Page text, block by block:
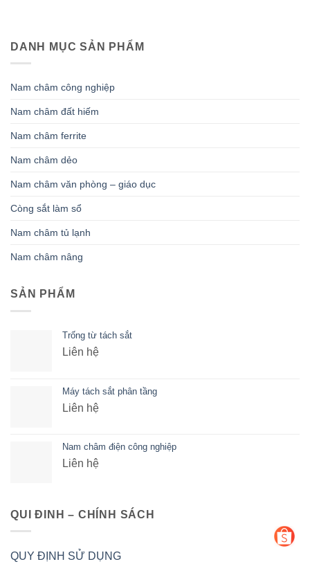
DANH MỤC SẢN PHẨM
Nam châm công nghiệp
Nam châm đất hiếm
Nam châm ferrite
Nam châm dẻo
Nam châm văn phòng – giáo dục
Còng sắt làm sổ
Nam châm tủ lạnh
Nam châm nâng
SẢN PHẨM
Trống từ tách sắt
Liên hệ
Máy tách sắt phân tầng
Liên hệ
Nam châm điện công nghiệp
Liên hệ
QUI ĐINH – CHÍNH SÁCH
QUY ĐỊNH SỬ DỤNG